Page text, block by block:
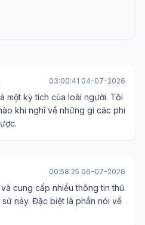
03:00:41 04-07-2026
một kỳ tích của loài người. Tôi
khi nghĩ về những gì các phi
00:58:25 06-07-2026
cung cấp nhiều thông tin thú
này. Đặc biệt là phần nói về